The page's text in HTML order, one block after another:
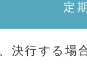
定
決行する場